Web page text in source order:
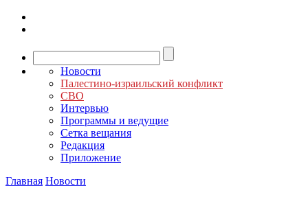
Новости
Палестино-израильский конфликт
СВО
Интервью
Программы и ведущие
Сетка вещания
Редакция
Приложение
Главная Новости